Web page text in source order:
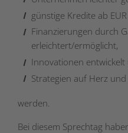
günstige Kredite ab
Finanzierungen durch
erleichtert/ermöglicht,
Innovationen
Strategien auf Herz
werden.
Bei diesem Sprechtag